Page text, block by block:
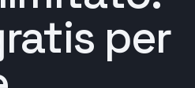
per